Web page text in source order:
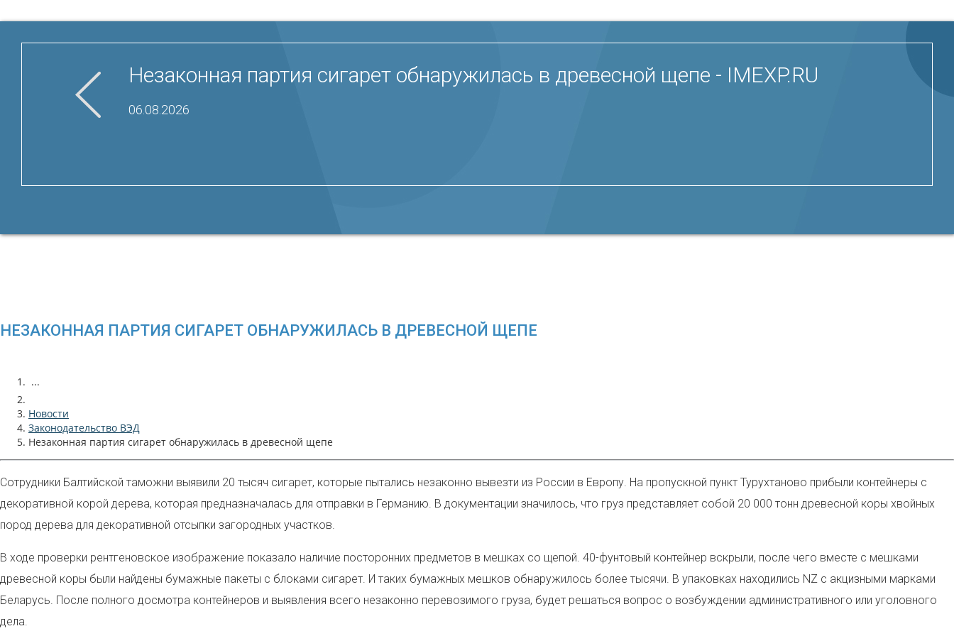
Незаконная партия сигарет обнаружилась в древесной щепе - IMEXP.RU
06.08.2026
НЕЗАКОННАЯ ПАРТИЯ СИГАРЕТ ОБНАРУЖИЛАСЬ В ДРЕВЕСНОЙ ЩЕПЕ
...
Новости
Законодательство ВЭД
Незаконная партия сигарет обнаружилась в древесной щепе
Сотрудники Балтийской таможни выявили 20 тысяч сигарет, которые пытались незаконно вывезти из России в Европу. На пропускной пункт Турухтаново прибыли контейнеры с
декоративной корой дерева, которая предназначалась для отправки в Германию. В документации значилось, что груз представляет собой 20 000 тонн древесной коры хвойных
пород дерева для декоративной отсыпки загородных участков.
В ходе проверки рентгеновское изображение показало наличие посторонних предметов в мешках со щепой. 40-фунтовый контейнер вскрыли, после чего вместе с мешками
древесной коры были найдены бумажные пакеты с блоками сигарет. И таких бумажных мешков обнаружилось более тысячи. В упаковках находились NZ с акцизными марками
Беларусь. После полного досмотра контейнеров и выявления всего незаконно перевозимого груза, будет решаться вопрос о возбуждении административного или уголовного
дела.